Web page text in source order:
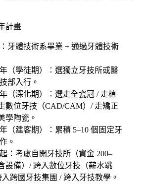
計畫
：牙體技術系畢業 + 通過牙體技術
（學徒期）
：選獨立牙技所或醫
部 入行。
（深化期）
：選走全瓷冠 / 走植
數位牙技（CAD/CAM）/ 走矯正
學陶瓷 。
（建客期）
：累積 5–10 個固定牙
。
：考慮自開牙技所（資金 200–
設備）/ 跨入數位牙技（薪水跳
入跨國牙技集團 / 跨入牙技教學 。